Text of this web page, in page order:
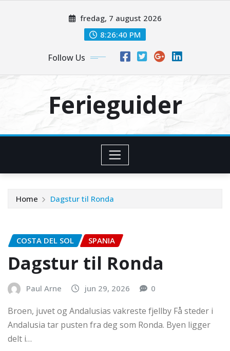
fredag, 7 august 2026
8:26:40 PM
Follow Us
Ferieguider
Home Dagstur til Ronda
COSTA DEL SOL SPANIA
Dagstur til Ronda
Paul Arne jun 29, 2026 0
Broen, juvet og Andalusias vakreste fjellby Få steder i
Andalusia tar pusten fra deg som Ronda. Byen ligger
delt i…